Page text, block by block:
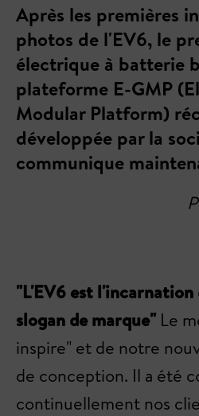
Après les premières
photos de l'EV6, le
électrique à batterie
plateforme E-GMP
Modular Platform)
développée par la
communique
"L'EV6 est l'incarnation
slogan de marque" Le
inspire" et de notre
de conception. Il a été
continuellement nos